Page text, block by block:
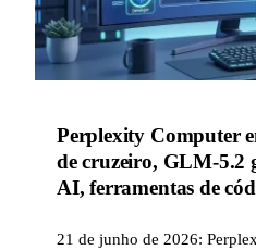
Perplexity Computer
de cruzeiro, GLM-5.2
AI, ferramentas de
21 de junho de 2026: